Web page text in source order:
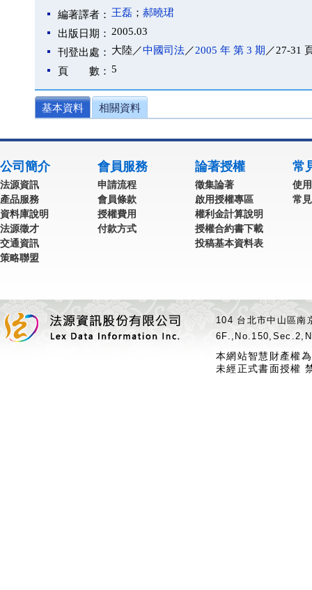
編著譯者： 王磊 ； 郝曉珺
出版日期： 2005.03
刊登出處： 大陸／中國司法／2005 年 第 3 期 ／27-31
頁 數： 5
基本資料 相關資料
公司簡介
法源資訊
產品服務
資料庫說明
法源徵才
交通資訊
策略聯盟
會員服務
申請流程
會員條款
授權費用
付款方式
論著授權
徵集論著
啟用授權專區
權利金計算說明
授權合約書下載
投稿基本資料表
常
使
常
104 台北市中山區
本網站智慧財產權
未經正式書面授權